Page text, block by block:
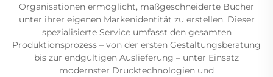
Organisationen ermöglicht, maßgeschneiderte Bücher
unter ihrer eigenen Markenidentität zu erstellen. Dieser
spezialisierte Service umfasst den gesamten
Produktionsprozess – von der ersten Gestaltungsberatung
bis zur endgültigen Auslieferung – unter Einsatz
modernster Drucktechnologien und